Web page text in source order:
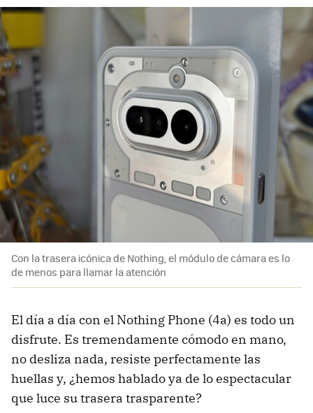
Con la trasera icónica de Nothing, el módulo de cámara es lo
de menos para llamar la atención
El día a día con el Nothing Phone (4a) es todo un
disfrute. Es tremendamente cómodo en mano,
no desliza nada, resiste perfectamente las
huellas y, ¿hemos hablado ya de lo espectacular
que luce su trasera trasparente?